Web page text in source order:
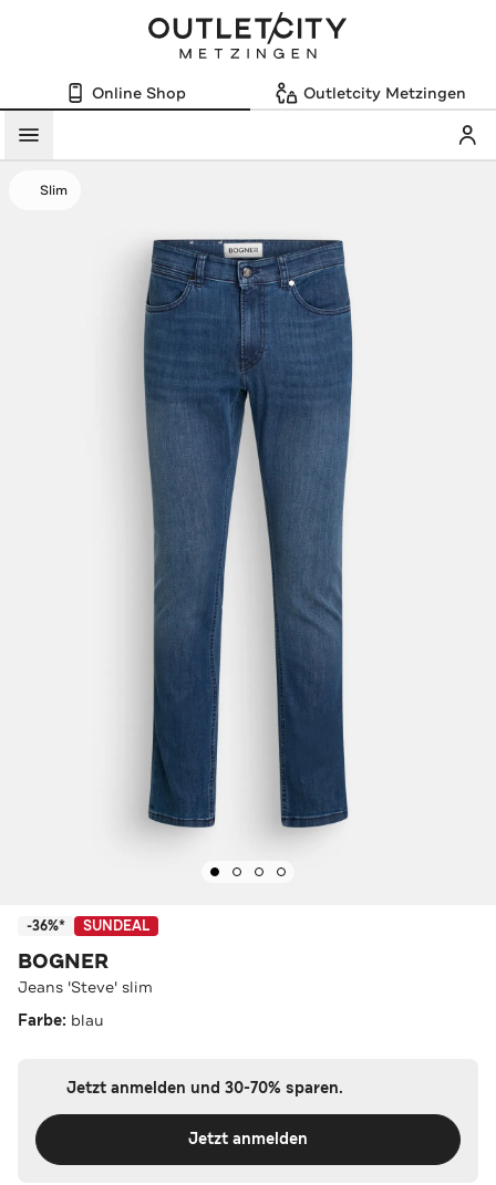
Online Shop Outletcity Metzingen
Menü
Slim
-36%* SUNDEAL
BOGNER
Jeans 'Steve' slim
Farbe: blau
Jetzt anmelden und 30-70% sparen.
Jetzt anmelden